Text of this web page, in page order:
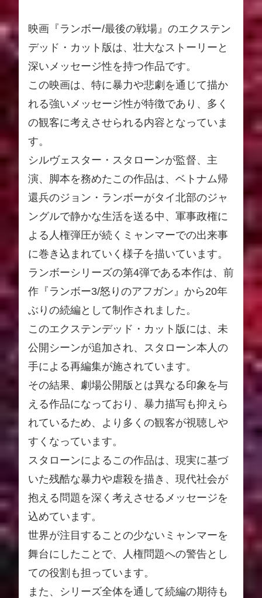
映画『ランボー/最後の戦場』のエクステン
デッド・カット版は、壮大なストーリーと
深いメッセージ性を持つ作品です。
この映画は、特に暴力や悲劇を通じて描か
れる強いメッセージ性が特徴であり、多く
の観客に考えさせられる内容となっていま
す。
シルヴェスター・スタローンが監督、主
演、脚本を務めたこの作品は、ベトナム帰
還兵のジョン・ランボーがタイ北部のジャ
ングルで静かな生活を送る中、軍事政権に
よる人権弾圧が続くミャンマーでの出来事
に巻き込まれていく様子を描いています。
ランボーシリーズの第4弾である本作は、前
作『ランボー3/怒りのアフガン』から20年
ぶりの続編として制作されました。
このエクステンデッド・カット版には、未
公開シーンが追加され、スタローン本人の
手による再編集が施されています。
その結果、劇場公開版とは異なる印象を与
える作品になっており、暴力描写も抑えら
れているため、より多くの観客が視聴しや
すくなっています。
スタローンによるこの作品は、現実に基づ
いた残酷な暴力や虐殺を描き、現代社会が
抱える問題を深く考えさせるメッセージを
込めています。
世界が注目することの少ないミャンマーを
舞台にしたことで、人権問題への警告とし
ての役割も担っています。
また、シリーズ全体を通して続編の期待も